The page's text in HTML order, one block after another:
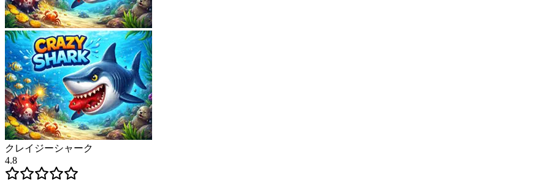
クレイジーシャーク
4.8